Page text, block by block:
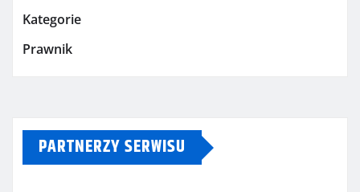
Kategorie
Prawnik
PARTNERZY SERWISU